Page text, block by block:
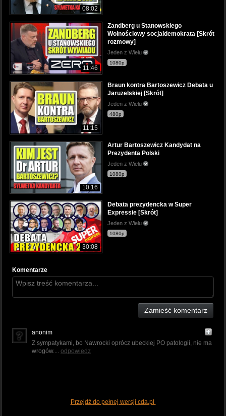
08:02
11:46
Zandberg u Stanowskiego
Wolnościowy socjaldemokrata [Skrót
rozmowy]
Jeden z Wielu
1080p
11:15
Braun kontra Bartoszewicz Debata u
Jaruzelskiej [Skrót]
Jeden z Wielu
480p
10:16
Artur Bartoszewicz Kandydat na
Prezydenta Polski
Jeden z Wielu
1080p
30:08
Debata prezydencka w Super
Expressie [Skrót]
Jeden z Wielu
1080p
Komentarze
Zamieść komentarz
anonim
Z sympatykami, bo Nawrocki oprócz ubeckiej PO patologii, nie ma
wrogów.... odpowiedz
Przejdź do pełnej wersji cda.pl